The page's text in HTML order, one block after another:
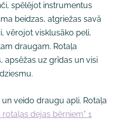
spēlējot instrumentus
beidzas, atgriežas savā
vērojot visklusāko peli,
draugam. Rotaļa
apsēžas uz grīdas un visi
veido draugu apli. Rotaļa
dejas bērniem" 1